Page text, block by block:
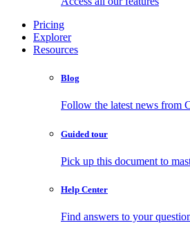
Pricing
Explorer
Resources
Blog
Follow the latest news from
Guided tour
Pick up this document to
Help Center
Find answers to your